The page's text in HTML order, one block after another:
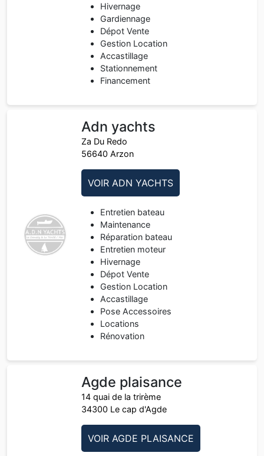
Hivernage
Gardiennage
Dépot Vente
Gestion Location
Accastillage
Stationnement
Financement
Adn yachts
Za Du Redo
56640 Arzon
VOIR ADN YACHTS
Entretien bateau
Maintenance
Réparation bateau
Entretien moteur
Hivernage
Dépot Vente
Gestion Location
Accastillage
Pose Accessoires
Locations
Rénovation
Agde plaisance
14 quai de la trirème
34300 Le cap d'Agde
VOIR AGDE PLAISANCE